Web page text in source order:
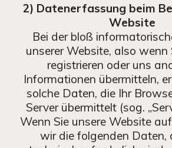
2) Datenerfassung beim
Website
Bei der bloß
unserer Website, also wenn
registrieren oder uns
Informationen übermitteln,
solche Daten, die Ihr
Server übermittelt (sog.
Wenn Sie unsere Website
wir die folgenden Daten,